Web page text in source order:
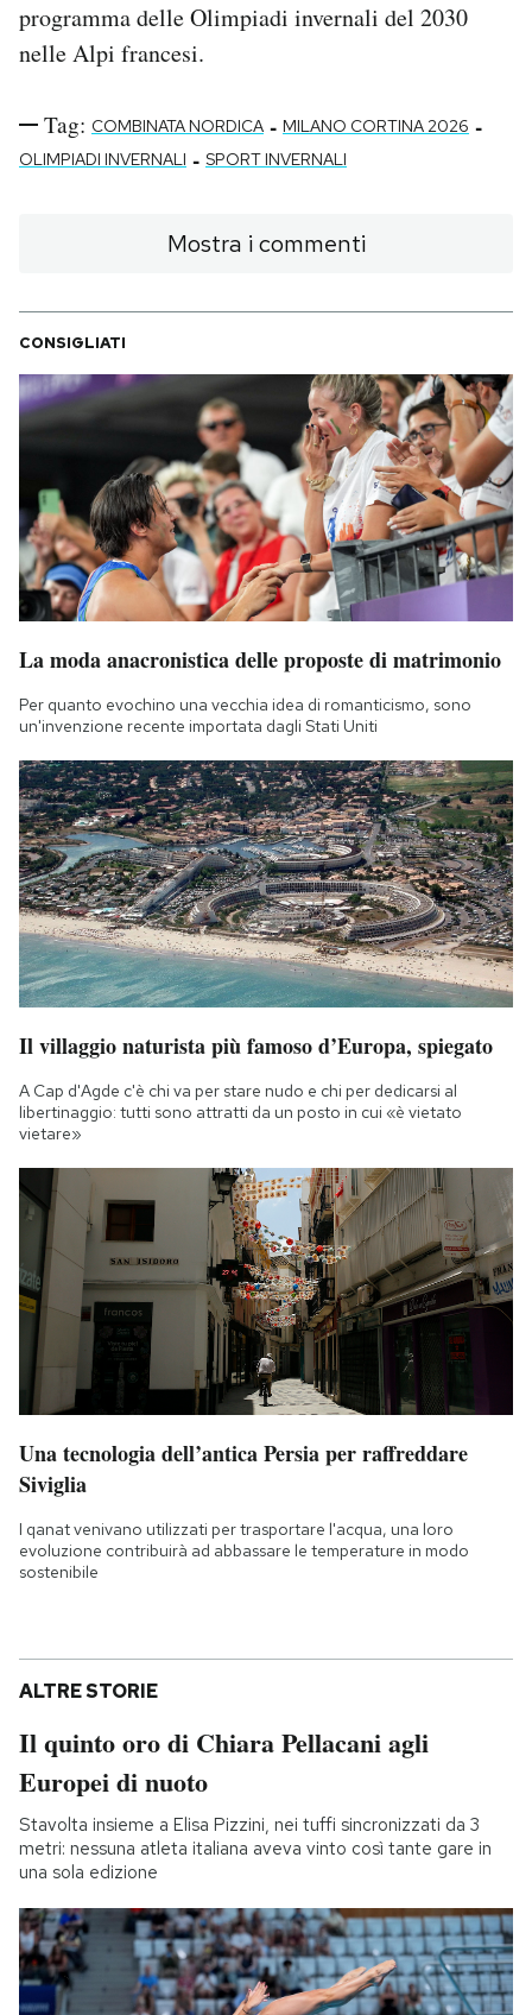
programma delle Olimpiadi invernali del 2030
nelle Alpi francesi.
Tag: COMBINATA NORDICA - MILANO CORTINA 2026 -
OLIMPIADI INVERNALI - SPORT INVERNALI
Mostra i commenti
CONSIGLIATI
La moda anacronistica delle proposte di matrimonio
Per quanto evochino una vecchia idea di romanticismo, sono
un'invenzione recente importata dagli Stati Uniti
Il villaggio naturista più famoso d’Europa, spiegato
A Cap d'Agde c'è chi va per stare nudo e chi per dedicarsi al
libertinaggio: tutti sono attratti da un posto in cui «è vietato
vietare»
Una tecnologia dell’antica Persia per raffreddare
Siviglia
I qanat venivano utilizzati per trasportare l'acqua, una loro
evoluzione contribuirà ad abbassare le temperature in modo
sostenibile
ALTRE STORIE
Il quinto oro di Chiara Pellacani agli
Europei di nuoto
Stavolta insieme a Elisa Pizzini, nei tuffi sincronizzati da 3
metri: nessuna atleta italiana aveva vinto così tante gare in
una sola edizione